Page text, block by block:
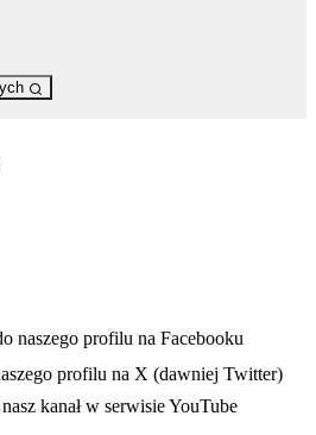
się w nowej karcie
naszego profilu na Facebooku
profilu na X (dawniej Twitter)
się w nowej karcie
kanał w serwisie YouTube